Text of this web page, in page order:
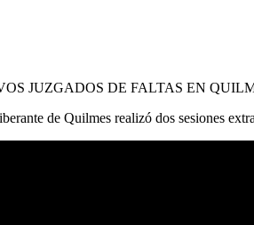
JUZGADOS DE FALTAS EN
de Quilmes realizó dos sesiones